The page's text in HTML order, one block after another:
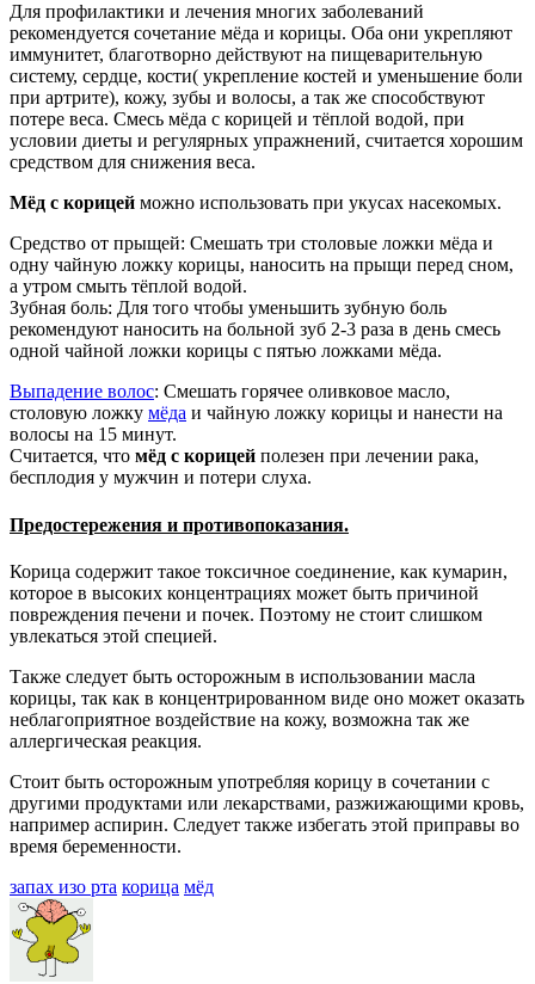
Для профилактики и лечения многих заболеваний
рекомендуется сочетание мёда и корицы. Оба они укрепляют
иммунитет, благотворно действуют на пищеварительную
систему, сердце, кости( укрепление костей и уменьшение боли
при артрите), кожу, зубы и волосы, а так же способствуют
потере веса. Смесь мёда с корицей и тёплой водой, при
условии диеты и регулярных упражнений, считается хорошим
средством для снижения веса.
Мёд с корицей можно использовать при укусах насекомых.
Средство от прыщей: Смешать три столовые ложки мёда и
одну чайную ложку корицы, наносить на прыщи перед сном,
а утром смыть тёплой водой.
Зубная боль: Для того чтобы уменьшить зубную боль
рекомендуют наносить на больной зуб 2-3 раза в день смесь
одной чайной ложки корицы с пятью ложками мёда.
Выпадение волос: Смешать горячее оливковое масло,
столовую ложку мёда и чайную ложку корицы и нанести на
волосы на 15 минут.
Считается, что мёд с корицей полезен при лечении рака,
бесплодия у мужчин и потери слуха.
Предостережения и противопоказания.
Корица содержит такое токсичное соединение, как кумарин,
которое в высоких концентрациях может быть причиной
повреждения печени и почек. Поэтому не стоит слишком
увлекаться этой специей.
Также следует быть осторожным в использовании масла
корицы, так как в концентрированном виде оно может оказать
неблагоприятное воздействие на кожу, возможна так же
аллергическая реакция.
Стоит быть осторожным употребляя корицу в сочетании с
другими продуктами или лекарствами, разжижающими кровь,
например аспирин. Следует также избегать этой приправы во
время беременности.
запах изо рта корица мёд